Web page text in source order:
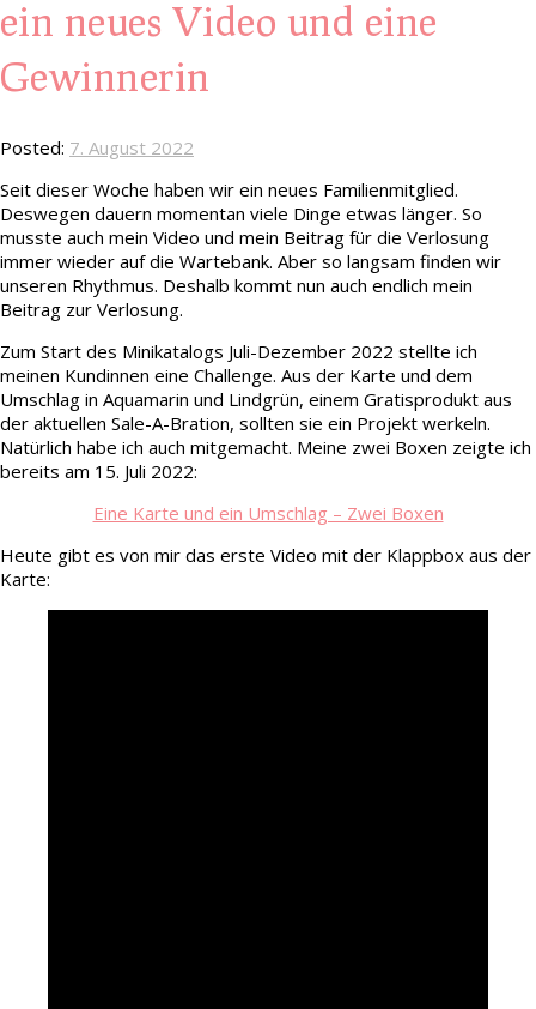
ein neues Video und eine
Gewinnerin
Posted: 7. August 2022
Seit dieser Woche haben wir ein neues Familienmitglied.
Deswegen dauern momentan viele Dinge etwas länger. So
musste auch mein Video und mein Beitrag für die Verlosung
immer wieder auf die Wartebank. Aber so langsam finden wir
unseren Rhythmus. Deshalb kommt nun auch endlich mein
Beitrag zur Verlosung.
Zum Start des Minikatalogs Juli-Dezember 2022 stellte ich
meinen Kundinnen eine Challenge. Aus der Karte und dem
Umschlag in Aquamarin und Lindgrün, einem Gratisprodukt aus
der aktuellen Sale-A-Bration, sollten sie ein Projekt werkeln.
Natürlich habe ich auch mitgemacht. Meine zwei Boxen zeigte ich
bereits am 15. Juli 2022:
Eine Karte und ein Umschlag – Zwei Boxen
Heute gibt es von mir das erste Video mit der Klappbox aus der
Karte: